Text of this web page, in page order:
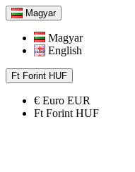
Magyar
Magyar
English
Ft Forint HUF
€ Euro EUR
Ft Forint HUF